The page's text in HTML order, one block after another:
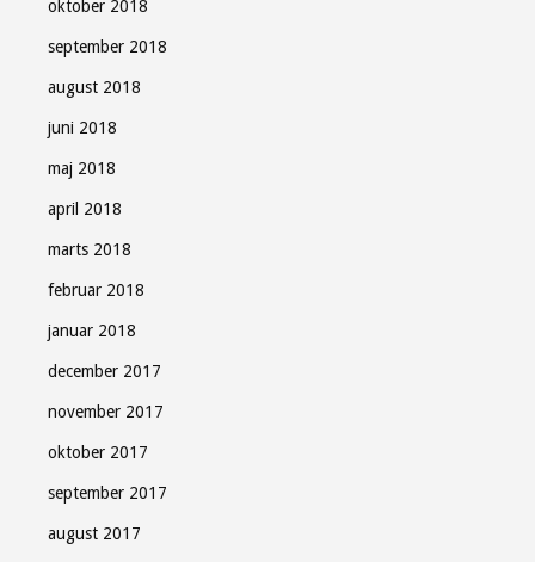
oktober 2018
september 2018
august 2018
juni 2018
maj 2018
april 2018
marts 2018
februar 2018
januar 2018
december 2017
november 2017
oktober 2017
september 2017
august 2017